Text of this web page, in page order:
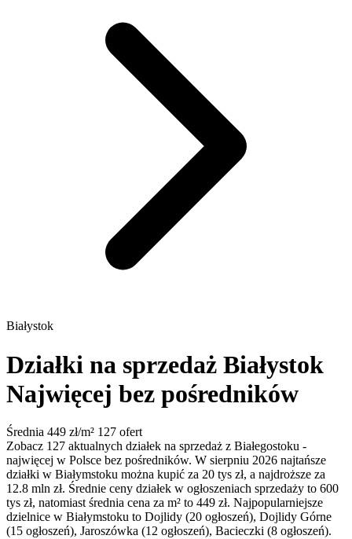
Białystok
Działki na sprzedaż Białystok
Najwięcej bez pośredników
Średnia 449 zł/m² 127 ofert
Zobacz 127 aktualnych działek na sprzedaż z Białegostoku -
najwięcej w Polsce bez pośredników. W sierpniu 2026 najtańsze
działki w Białymstoku można kupić za 20 tys zł, a najdroższe za
12.8 mln zł. Średnie ceny działek w ogłoszeniach sprzedaży to 600
tys zł, natomiast średnia cena za m² to 449 zł. Najpopularniejsze
dzielnice w Białymstoku to Dojlidy (20 ogłoszeń), Dojlidy Górne
(15 ogłoszeń), Jaroszówka (12 ogłoszeń), Bacieczki (8 ogłoszeń).